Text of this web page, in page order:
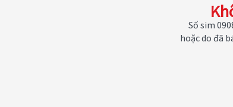
Số sim
hoặc do đã